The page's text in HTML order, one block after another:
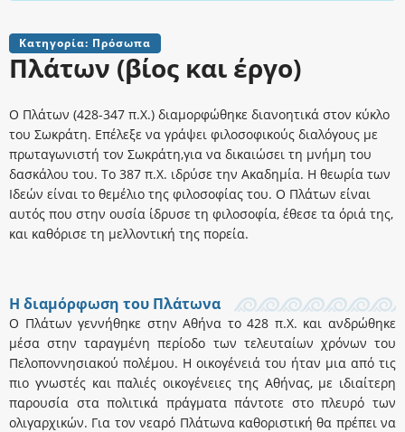
Κατηγορία: Πρόσωπα
Πλάτων (βίος και έργο)
Ο Πλάτων (428-347 π.Χ.) διαμορφώθηκε διανοητικά στον κύκλο
του Σωκράτη. Επέλεξε να γράψει φιλοσοφικούς διαλόγους με
πρωταγωνιστή τον Σωκράτη,για να δικαιώσει τη μνήμη του
δασκάλου του. Το 387 π.Χ. ιδρύσε την Ακαδημία. Η θεωρία των
Ιδεών είναι το θεμέλιο της φιλοσοφίας του. Ο Πλάτων είναι
αυτός που στην ουσία ίδρυσε τη φιλοσοφία, έθεσε τα όριά της,
και καθόρισε τη μελλοντική της πορεία.
Η διαμόρφωση του Πλάτωνα
O Πλάτων γεννήθηκε στην Aθήνα το 428 π.X. και ανδρώθηκε
μέσα στην ταραγμένη περίοδο των τελευταίων χρόνων του
Πελοποννησιακού πολέμου. H οικογένειά του ήταν μια από τις
πιο γνωστές και παλιές οικογένειες της Aθήνας, με ιδιαίτερη
παρουσία στα πολιτικά πράγματα πάντοτε στο πλευρό των
ολιγαρχικών. Για τον νεαρό Πλάτωνα καθοριστική θα πρέπει να